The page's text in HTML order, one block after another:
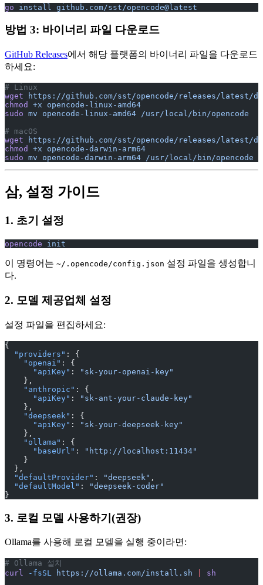
go install github.com/sst/opencode@latest
방법 3: 바이너리 파일 다운로드
GitHub Releases에서 해당 플랫폼의 바이너리 파일을 다운로드
하세요:
# Linux
wget https://github.com/sst/opencode/releases/latest/
chmod
+x opencode-linux-amd64
sudo mv opencode-linux-amd64 /usr/local/bin/opencode
# macOS
wget https://github.com/sst/opencode/releases/latest/
chmod
+x opencode-darwin-arm64
sudo mv opencode-darwin-arm64 /usr/local/bin/opencode
삼, 설정 가이드
1. 초기 설정
opencode init
이 명령어는 ~/.opencode/config.json 설정 파일을 생성합니
다.
2. 모델 제공업체 설정
설정 파일을 편집하세요:
{
  "providers"
: {
    "openai"
: {
      "apiKey"
:
"sk-your-openai-key"
    },
    "anthropic"
: {
      "apiKey"
:
"sk-ant-your-claude-key"
    },
    "deepseek"
: {
      "apiKey"
:
"sk-your-deepseek-key"
    },
    "ollama"
: {
      "baseUrl"
:
"http://localhost:11434"
    }
  },
  "defaultProvider"
: "deepseek" ,
  "defaultModel"
:
"deepseek-coder"
}
3. 로컬 모델 사용하기(권장)
Ollama를 사용해 로컬 모델을 실행 중이라면:
# Ollama 설치
curl -fsSL https://ollama.com/install.sh sh